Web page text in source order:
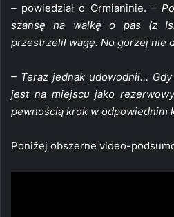
– powiedział o Ormianinie. –
szansę na walkę o pas (z
przestrzelił wagę. No gorzej nie
– Teraz jednak udowodnił…
jest na miejscu jako
pewnością krok w odpowiednim
Poniżej obszerne video-